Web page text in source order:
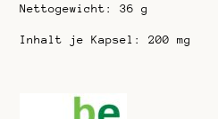
Nettogewicht: 36 g
Inhalt je Kapsel: 200 mg